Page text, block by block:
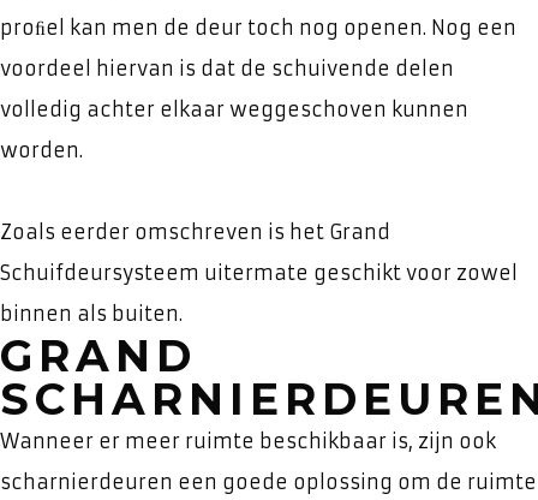
proﬁel kan men de deur toch nog openen. Nog een
voordeel hiervan is dat de schuivende delen
volledig achter elkaar weggeschoven kunnen
worden.
Zoals eerder omschreven is het Grand
Schuifdeursysteem uitermate geschikt voor zowel
binnen als buiten.
GRAND
Wanneer er meer ruimte beschikbaar is, zijn ook
scharnierdeuren een goede oplossing om de ruimte